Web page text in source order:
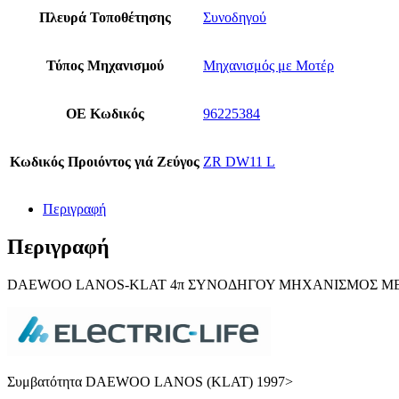
Πλευρά Τοποθέτησης Συνοδηγού
Τύπος Μηχανισμού Μηχανισμός με Μοτέρ
ΟΕ Κωδικός 96225384
Κωδικός Προιόντος γιά Ζεύγος ZR DW11 L
Περιγραφή
Περιγραφή
DΑEWOO LANOS-KLAT 4π ΣΥΝΟΔΗΓΟΥ ΜΗΧAΝΙΣΜΟΣ
Συμβατότητα DAEWOO LANOS (KLAT) 1997>